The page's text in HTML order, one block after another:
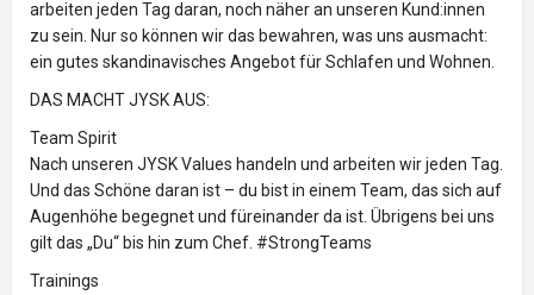
arbeiten jeden Tag daran, noch näher an unseren Kund:innen
zu sein. Nur so können wir das bewahren, was uns ausmacht:
ein gutes skandinavisches Angebot für Schlafen und Wohnen.
DAS MACHT JYSK AUS:
Team Spirit
Nach unseren JYSK Values handeln und arbeiten wir jeden Tag.
Und das Schöne daran ist – du bist in einem Team, das sich auf
Augenhöhe begegnet und füreinander da ist. Übrigens bei uns
gilt das „Du“ bis hin zum Chef. #StrongTeams
Trainings